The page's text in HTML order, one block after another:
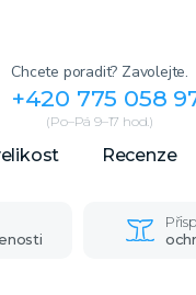
Recenze
Chcete poradit? Zavolejte.
+420 775 058
(Po–Pá 9–17 hod.)